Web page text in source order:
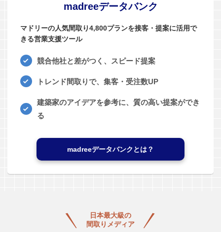
madreeデータバンク
マドリーの人気間取り4,800プランを接客・提案に活用で
きる営業支援ツール
競合他社と差がつく、スピード提案
トレンド間取りで、集客・受注数UP
建築家のアイデアを参考に、質の高い提案ができ
る
madreeデータバンクとは？
日本最大級の
間取りメディア